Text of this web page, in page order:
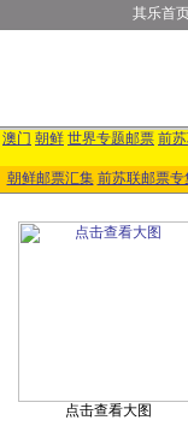
其乐首
澳门 朝鲜 世界专题邮票 前
朝鲜邮票汇集 前苏联邮票专
点击查看大图